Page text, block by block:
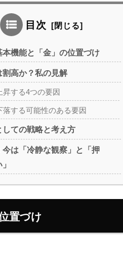
目次
本機能と「金」の位置づけ
割高か？私の見解
昇する4つの要因
落する可能性のある要因
しての戦略と考え方
今は「冷静な観察」と「押
置づけ